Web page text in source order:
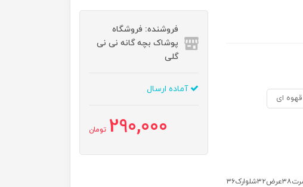
قهوه ای
سایز: سایز۳۵:قدتیشرت۳۴عرض۲۸شلوارک۳۳ سایز۴۰:قدتیشرت۳۸عرض۳۲شلوارک۳۶
فروشنده: فروشگاه
پوشاک بچه گانه نی نی
گلی
آماده ارسال
290,000 تومان